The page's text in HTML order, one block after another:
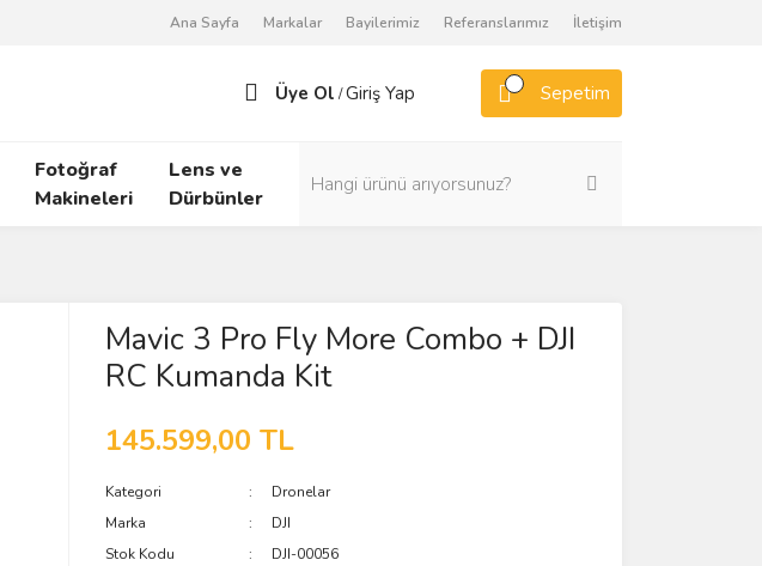
Ana Sayfa Markalar Bayilerimiz Referanslarımız İletişim
Üye Ol /Giriş Yap Sepetim
Fotoğraf
Makineleri
Lens ve
Dürbünler
Mavic 3 Pro Fly More Combo + DJI
RC Kumanda Kit
145.599,00 TL
Kategori
Dronelar
Marka
DJI
Stok Kodu
DJI-00056